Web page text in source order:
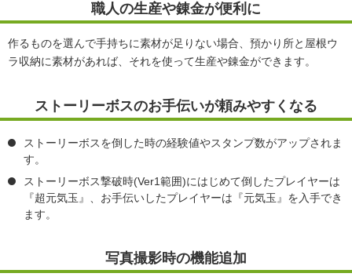
職人の生産や錬金が便利に
作るものを選んで手持ちに素材が足りない場合、預かり所と屋根ウ
ラ収納に素材があれば、それを使って生産や錬金ができます。
ストーリーボスのお手伝いが頼みやすくなる
ストーリーボスを倒した時の経験値やスタンプ数がアップされま
す。
ストーリーボス撃破時(Ver1範囲)にはじめて倒したプレイヤーは
『超元気玉』、お手伝いしたプレイヤーは『元気玉』を入手でき
ます。
写真撮影時の機能追加